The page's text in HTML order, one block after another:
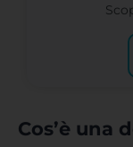
Cos’è una